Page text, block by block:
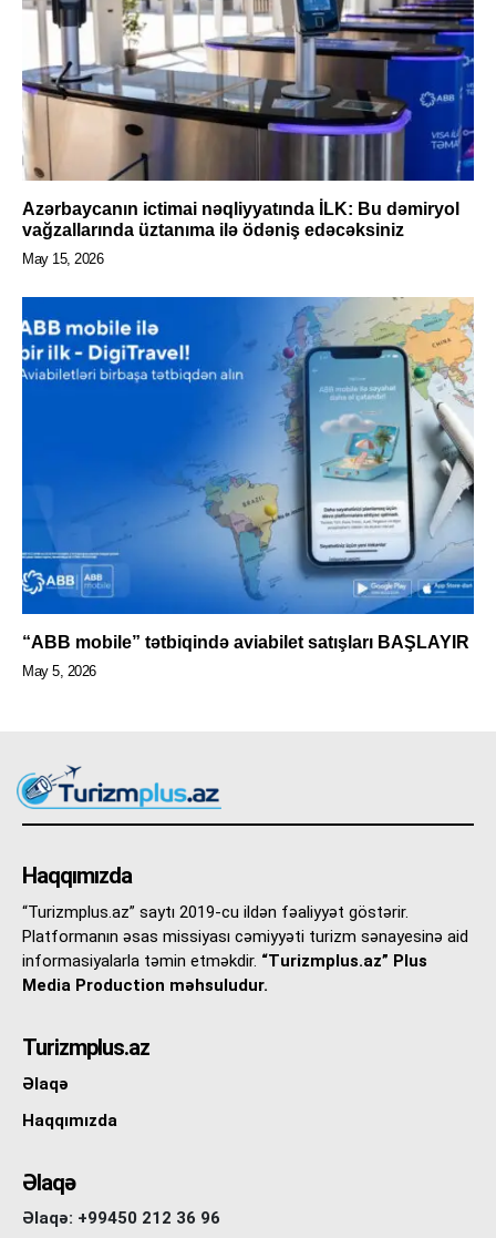
Azərbaycanın ictimai nəqliyyatında İLK: Bu dəmiryol
vağzallarında üztanıma ilə ödəniş edəcəksiniz
May 15, 2026
“ABB mobile” tətbiqində aviabilet satışları BAŞLAYIR
May 5, 2026
Haqqımızda
“Turizmplus.az” saytı 2019-cu ildən fəaliyyət göstərir.
Platformanın əsas missiyası cəmiyyəti turizm sənayesinə aid
informasiyalarla təmin etməkdir. “Turizmplus.az” Plus
Media Production məhsuludur.
Turizmplus.az
Əlaqə
Haqqımızda
Əlaqə
Əlaqə: +99450 212 36 96